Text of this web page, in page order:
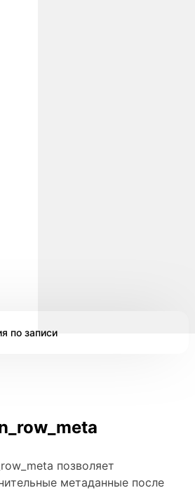
по записи
позволяет
метаданные после